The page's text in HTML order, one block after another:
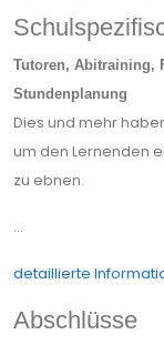
Tutoren, Abitraining,
Stundenplanung
Dies und mehr
um den Lernenden
zu ebnen.
...
detaillierte
Abschlüsse